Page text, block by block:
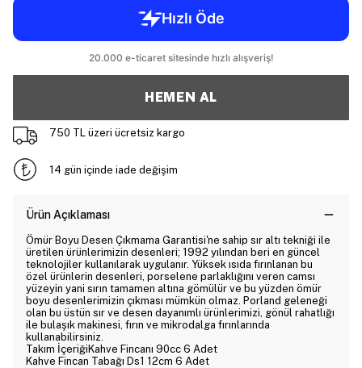
HEMEN AL
750 TL üzeri ücretsiz kargo
14 gün içinde iade değişim
Ürün Açıklaması
Ömür Boyu Desen Çıkmama Garantisi'ne sahip sır altı tekniği ile
üretilen ürünlerimizin desenleri; 1992 yılından beri en güncel
teknolojiler kullanılarak uygulanır. Yüksek ısıda fırınlanan bu
özel ürünlerin desenleri, porselene parlaklığını veren camsı
yüzeyin yani sırın tamamen altına gömülür ve bu yüzden ömür
boyu desenlerimizin çıkması mümkün olmaz. Porland geleneği
olan bu üstün sır ve desen dayanımlı ürünlerimizi, gönül rahatlığı
ile bulaşık makinesi, fırın ve mikrodalga fırınlarında
kullanabilirsiniz.
Takım İçeriğiKahve Fincanı 90cc 6 Adet
Kahve Fincan Tabağı Ds1 12cm 6 Adet